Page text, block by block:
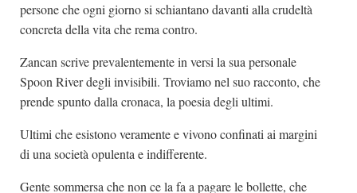
persone che ogni giorno si schiantano davanti alla crudeltà
concreta della vita che rema contro.
Zancan scrive prevalentemente in versi la sua personale
Spoon River degli invisibili. Troviamo nel suo racconto, che
prende spunto dalla cronaca, la poesia degli ultimi.
Ultimi che esistono veramente e vivono confinati ai margini
di una società opulenta e indifferente.
Gente sommersa che non ce la fa a pagare le bollette, che